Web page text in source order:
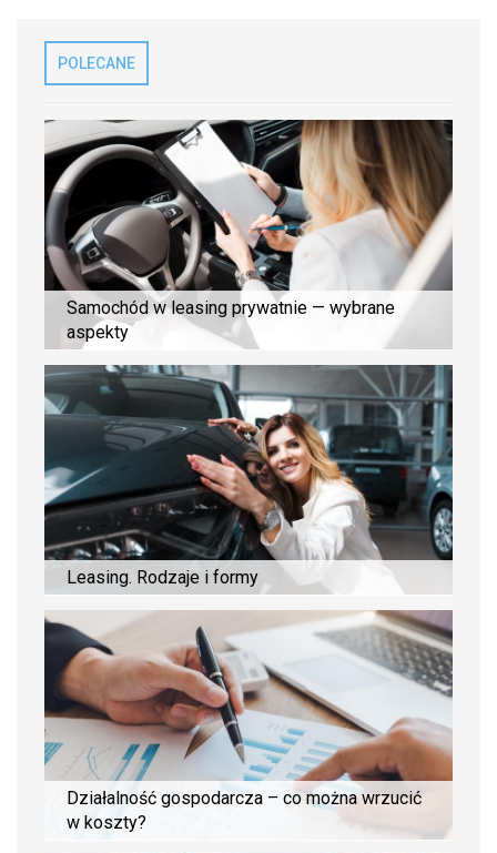
POLECANE
Samochód w leasing prywatnie — wybrane
aspekty
Leasing. Rodzaje i formy
Działalność gospodarcza – co można wrzucić
w koszty?